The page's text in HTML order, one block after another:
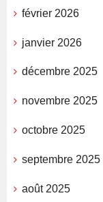
février 2026
janvier 2026
décembre 2025
novembre 2025
octobre 2025
septembre 2025
août 2025